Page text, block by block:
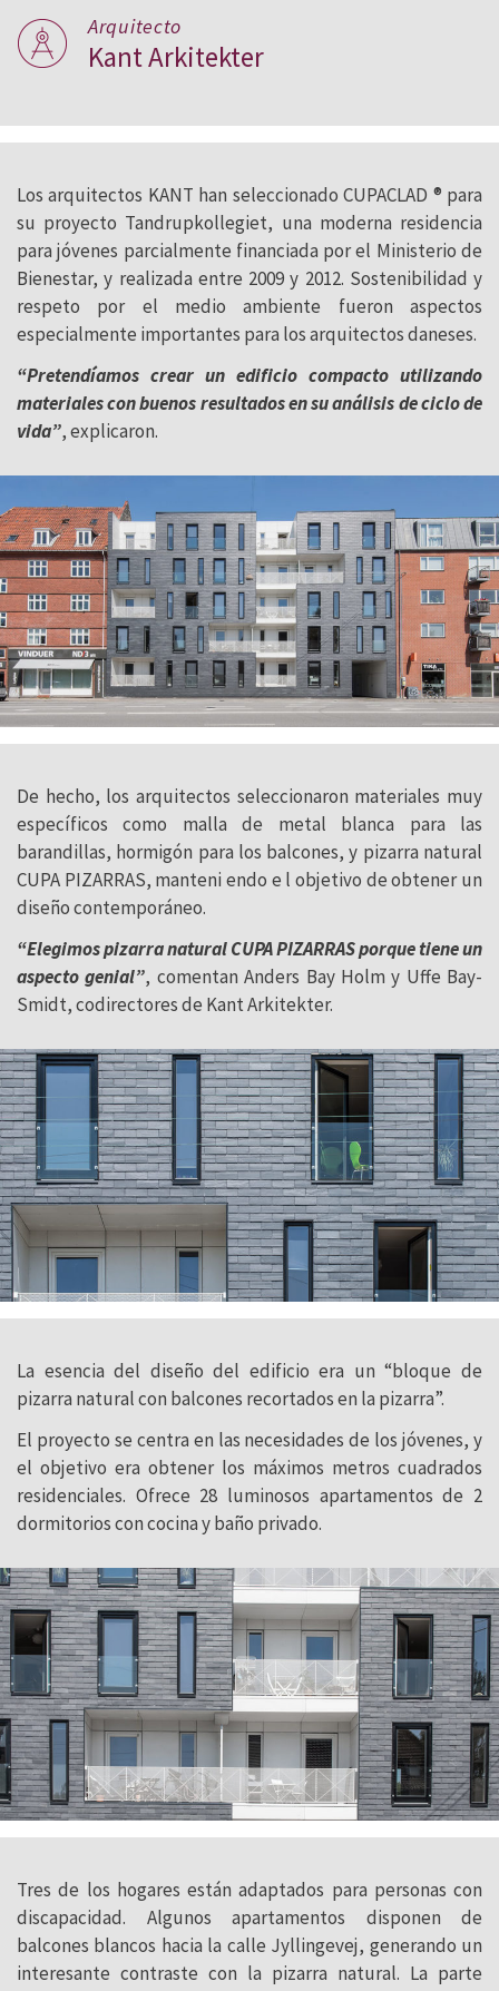
Arquitecto
Kant Arkitekter
Los arquitectos KANT han seleccionado CUPACLAD ® para
su proyecto Tandrupkollegiet, una moderna residencia
para jóvenes parcialmente financiada por el Ministerio de
Bienestar, y realizada entre 2009 y 2012. Sostenibilidad y
respeto por el medio ambiente fueron aspectos
especialmente importantes para los arquitectos daneses.
“Pretendíamos crear un edificio compacto utilizando
materiales con buenos resultados en su análisis de ciclo de
vida”, explicaron.
De hecho, los arquitectos seleccionaron materiales muy
específicos como malla de metal blanca para las
barandillas, hormigón para los balcones, y pizarra natural
CUPA PIZARRAS, manteni endo e l objetivo de obtener un
diseño contemporáneo.
“Elegimos pizarra natural CUPA PIZARRAS porque tiene un
aspecto genial”, comentan Anders Bay Holm y Uffe Bay-
Smidt, codirectores de Kant Arkitekter.
La esencia del diseño del edificio era un “bloque de
pizarra natural con balcones recortados en la pizarra”.
El proyecto se centra en las necesidades de los jóvenes, y
el objetivo era obtener los máximos metros cuadrados
residenciales. Ofrece 28 luminosos apartamentos de 2
dormitorios con cocina y baño privado.
Tres de los hogares están adaptados para personas con
discapacidad. Algunos apartamentos disponen de
balcones blancos hacia la calle Jyllingevej, generando un
interesante contraste con la pizarra natural. La parte